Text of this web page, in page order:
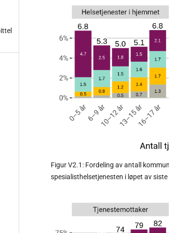
Figur V2.1: Fordeling av antall
spesialisthelsetjenesten i løpet av